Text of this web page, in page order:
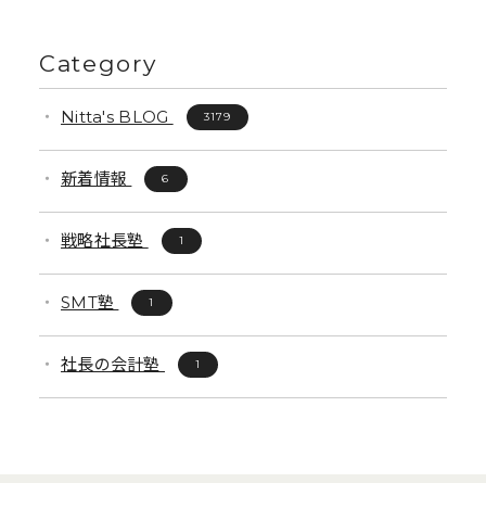
Category
Nitta's BLOG 3179
新着情報 6
戦略社長塾 1
SMT塾 1
社長の会計塾 1